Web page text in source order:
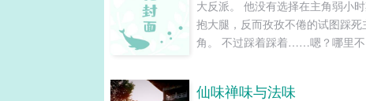
大反派。 他没有选择在主角弱小
抱大腿，反而孜孜不倦的试图踩死
角。 不过踩着踩着……嗯？哪里不
掉了东阳魔帝后，成为大陆最强修
仙味禅味与法味